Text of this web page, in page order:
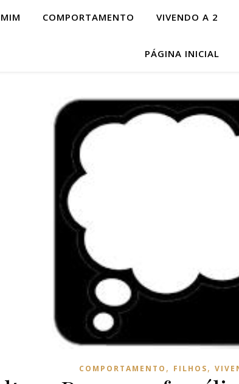
COMPORTAMENTO VIVENDO A 2
PÁGINA INICIAL
COMPORTAMENTO , FILHOS,